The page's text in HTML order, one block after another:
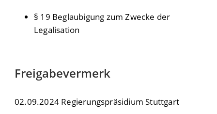
§ 19 Beglaubigung zum Zwecke der
Legalisation
Freigabevermerk
02.09.2024 Regierungspräsidium Stuttgart